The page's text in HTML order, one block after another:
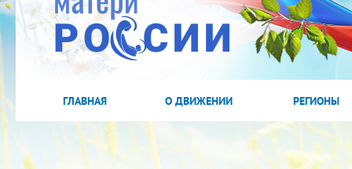
ГЛАВНАЯ О ДВИЖЕНИИ РЕГИОНЫ